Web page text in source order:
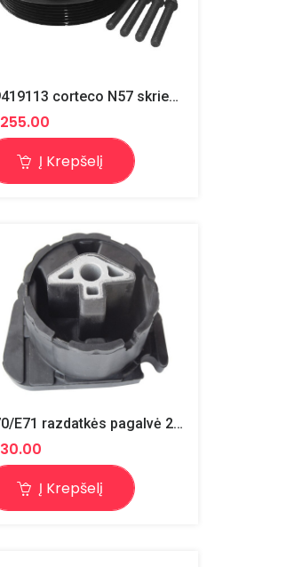
49419113 corteco N57 skriemulys alk.veleno
255.00
Į Krepšelį
E70/E71 razdatkės pagalvė 22316864675
30.00
Į Krepšelį